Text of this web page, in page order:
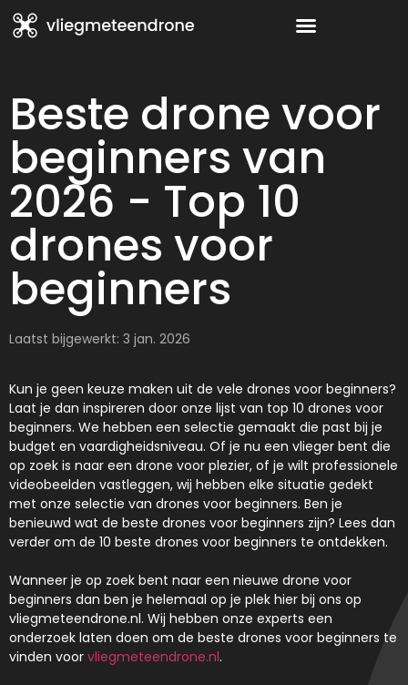
Beste drone voor
beginners van
2026 - Top 10
drones voor
beginners
Laatst bijgewerkt: 3 jan. 2026
Kun je geen keuze maken uit de vele drones voor beginners?
Laat je dan inspireren door onze lijst van top 10 drones voor
beginners. We hebben een selectie gemaakt die past bij je
budget en vaardigheidsniveau. Of je nu een vlieger bent die
op zoek is naar een drone voor plezier, of je wilt professionele
videobeelden vastleggen, wij hebben elke situatie gedekt
met onze selectie van drones voor beginners. Ben je
benieuwd wat de beste drones voor beginners zijn? Lees dan
verder om de 10 beste drones voor beginners te ontdekken.
Wanneer je op zoek bent naar een nieuwe drone voor
beginners dan ben je helemaal op je plek hier bij ons op
vliegmeteendrone.nl. Wij hebben onze experts een
onderzoek laten doen om de beste drones voor beginners te
vinden voor vliegmeteendrone.nl.